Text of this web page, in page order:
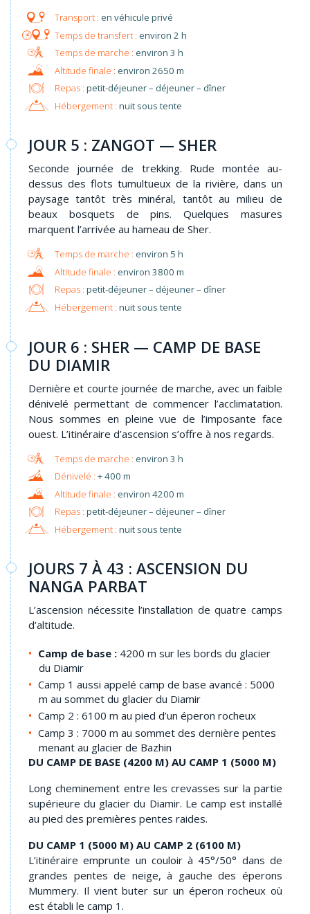
en véhicule privé
environ 2 h
environ 3 h
environ 2650 m
Repas : petit-déjeuner – déjeuner – dîner
Hébergement : nuit sous tente
JOUR 5 : ZANGOT — SHER
Seconde journée de trekking. Rude montée au-
dessus des flots tumultueux de la rivière, dans un
paysage tantôt très minéral, tantôt au milieu de
beaux bosquets de pins. Quelques masures
marquent l’arrivée au hameau de Sher.
environ 5 h
environ 3800 m
Repas : petit-déjeuner – déjeuner – dîner
Hébergement : nuit sous tente
JOUR 6 : SHER — CAMP DE BASE
DU DIAMIR
Dernière et courte journée de marche, avec un faible
dénivelé permettant de commencer l’acclimatation.
Nous sommes en pleine vue de l’imposante face
ouest. L’itinéraire d’ascension s’offre à nos regards.
environ 3 h
+ 400 m
environ 4200 m
Repas : petit-déjeuner – déjeuner – dîner
Hébergement : nuit sous tente
JOURS 7 À 43 : ASCENSION DU
NANGA PARBAT
L’ascension nécessite l’installation de quatre camps
d’altitude.
Camp de base : 4200 m sur les bords du glacier
du Diamir
Camp 1 aussi appelé camp de base avancé : 5000
m au sommet du glacier du Diamir
Camp 2 : 6100 m au pied d’un éperon rocheux
Camp 3 : 7000 m au sommet des dernière pentes
menant au glacier de Bazhin
DU CAMP DE BASE (4200 M) AU CAMP 1 (5000 M)
Long cheminement entre les crevasses sur la partie
supérieure du glacier du Diamir. Le camp est installé
au pied des premières pentes raides.
DU CAMP 1 (5000 M) AU CAMP 2 (6100 M)
L’itinéraire emprunte un couloir à 45°/50° dans de
grandes pentes de neige, à gauche des éperons
Mummery. Il vient buter sur un éperon rocheux où
est établi le camp 1.